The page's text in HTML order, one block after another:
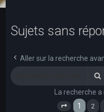
Sujets sans
Aller sur la recherche
La recherche
Page 1 sur
1 2